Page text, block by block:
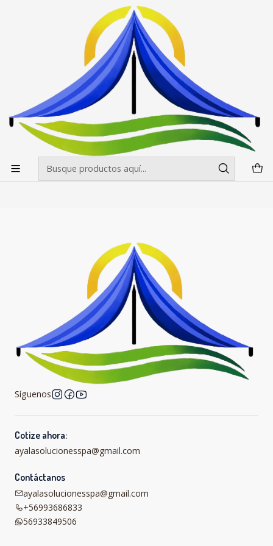
Envíos gratis desde $500.000 en Santiago
Pendones Roller Pendon Roller 120x200
Pendon Roller 120x200
Pendon Roller 120X200
$82.990 CLP
Síguenos
Cotize ahora:
ayalasolucionesspa@gmail.com
Contáctanos
ayalasolucionesspa@gmail.com
+56993686833
56933849506